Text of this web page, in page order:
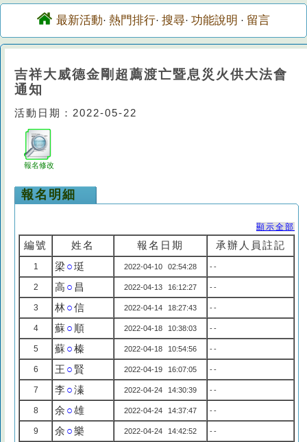
最新活動· 熱門排行· 搜尋· 功能說明 · 留言
吉祥大威德金剛超薦渡亡暨息災火供大法會
通知
活動日期：2022-05-22
報名修改
報名明細
顯示全部
編號 姓名 報名日期 承辦人員註記
1 梁 ○珽 2022-04-10 02:54:28 --
2 高 ○ 昌 2022-04-13 16:12:27 --
3 林○信 2022-04-14 18:27:43 --
4 蘇○ 順 2022-04-18 10:38:03 --
5 蘇○榛 2022-04-18 10:54:56 --
6 王 ○ 賢 2022-04-19 16:07:05 --
7 李○溱 2022-04-24 14:30:39 --
8 余 ○雄 2022-04-24 14:37:47 --
9 余 ○樂 2022-04-24 14:42:52 --